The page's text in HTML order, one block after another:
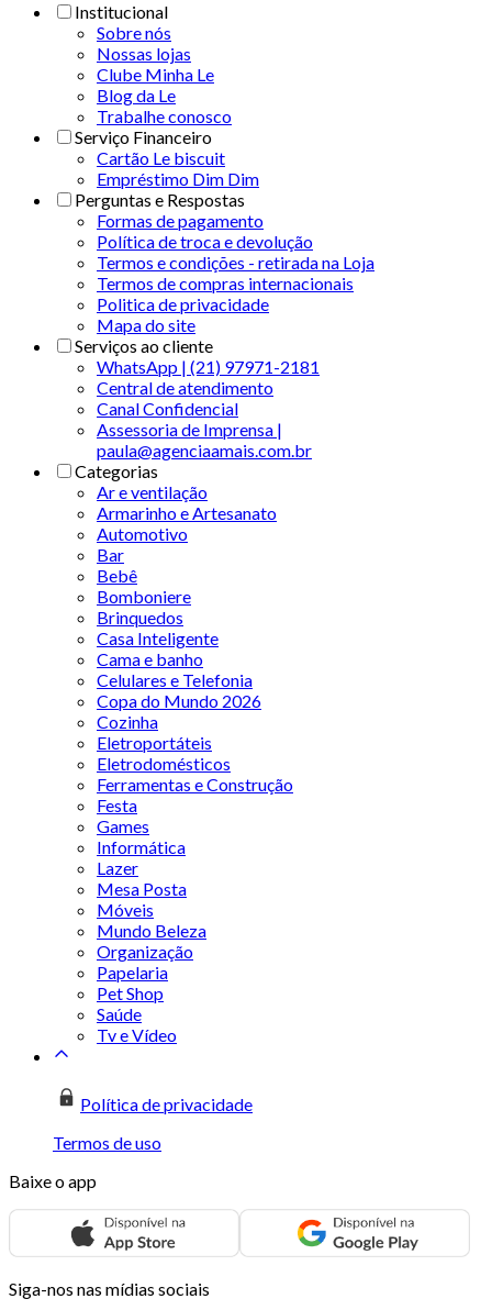
Institucional
Sobre nós
Nossas lojas
Clube Minha Le
Blog da Le
Trabalhe conosco
Serviço Financeiro
Cartão Le biscuit
Empréstimo Dim Dim
Perguntas e Respostas
Formas de pagamento
Política de troca e devolução
Termos e condições - retirada na Loja
Termos de compras internacionais
Politica de privacidade
Mapa do site
Serviços ao cliente
WhatsApp | (21) 97971-2181
Central de atendimento
Canal Confidencial
Assessoria de Imprensa |
paula@agenciaamais.com.br
Categorias
Ar e ventilação
Armarinho e Artesanato
Automotivo
Bar
Bebê
Bomboniere
Brinquedos
Casa Inteligente
Cama e banho
Celulares e Telefonia
Copa do Mundo 2026
Cozinha
Eletroportáteis
Eletrodomésticos
Ferramentas e Construção
Festa
Games
Informática
Lazer
Mesa Posta
Móveis
Mundo Beleza
Organização
Papelaria
Pet Shop
Saúde
Tv e Vídeo
Política de privacidade
Termos de uso
Baixe o app
Siga-nos nas mídias sociais